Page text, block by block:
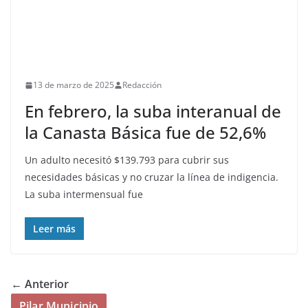
13 de marzo de 2025 Redacción
En febrero, la suba interanual de
la Canasta Básica fue de 52,6%
Un adulto necesitó $139.793 para cubrir sus
necesidades básicas y no cruzar la línea de indigencia.
La suba intermensual fue
Leer más
← Anterior